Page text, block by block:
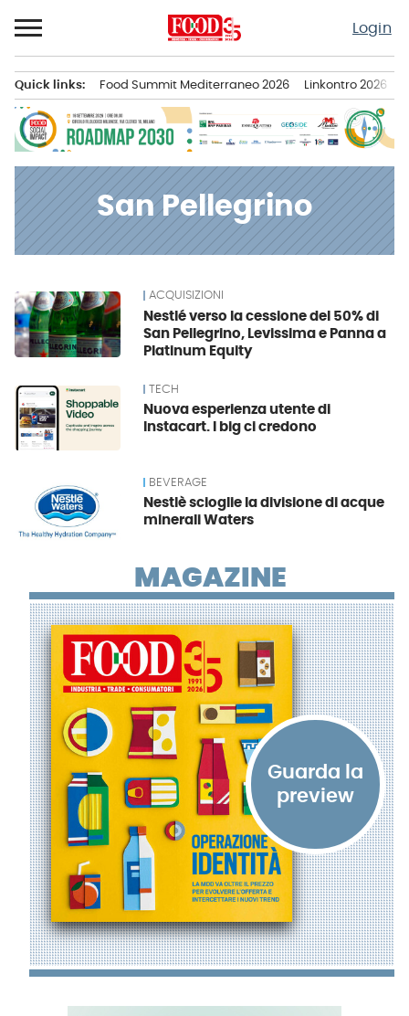
al
contenuto
Login
principale
Quick links: Food Summit Mediterraneo 2026 Linkontro 2026
San Pellegrino
News ACQUISIZIONI
Nestlé verso la cessione del 50% di
San Pellegrino, Levissima e Panna a
Platinum Equity
TECH
Nuova esperienza utente di
Instacart. I big ci credono
BEVERAGE
Nestlè scioglie la divisione di acque
minerali Waters
MAGAZINE